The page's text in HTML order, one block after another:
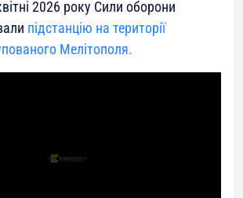
2026 року Сили оборони
підстанцію на території
Мелітополя.